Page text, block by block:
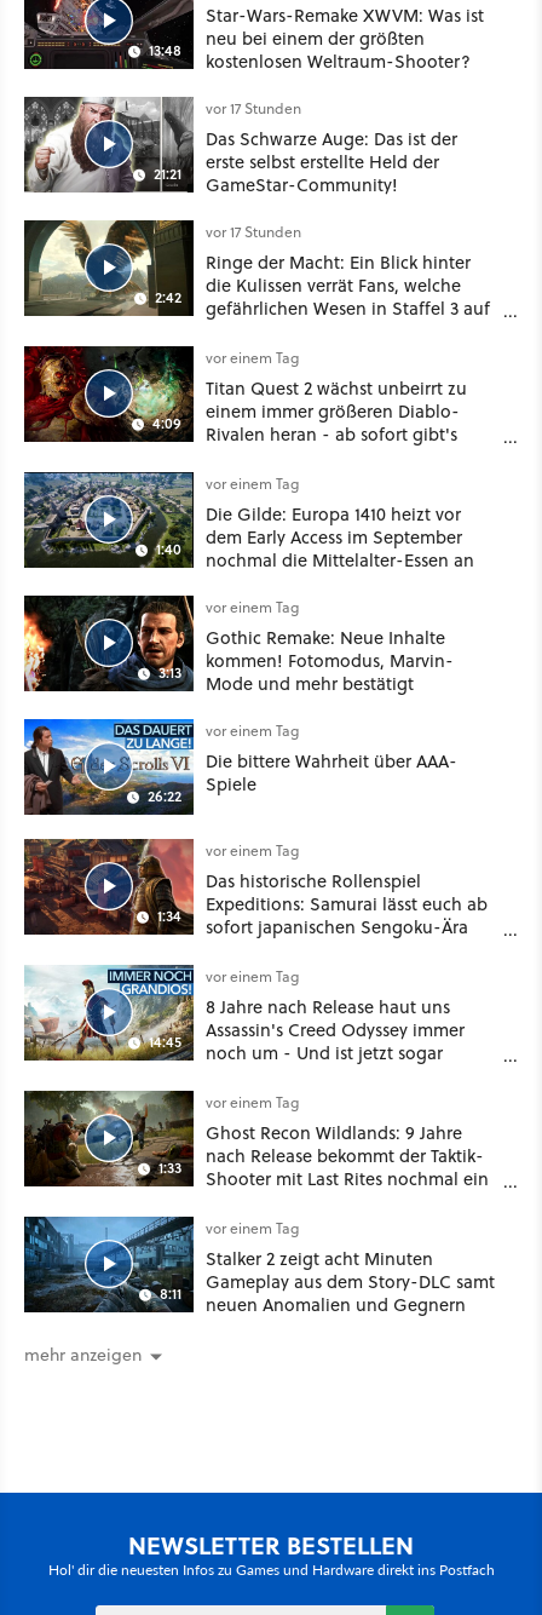
13:48
Star-Wars-Remake XWVM: Was ist
neu bei einem der größten
kostenlosen Weltraum-Shooter?
21:21
vor 17 Stunden
Das Schwarze Auge: Das ist der
erste selbst erstellte Held der
GameStar-Community!
2:42
vor 17 Stunden
Ringe der Macht: Ein Blick hinter
die Kulissen verrät Fans, welche
gefährlichen Wesen in Staffel 3 auf
4:09
vor einem Tag
Titan Quest 2 wächst unbeirrt zu
einem immer größeren Diablo-
Rivalen heran - ab sofort gibt's
Klasse
1:40
vor einem Tag
Die Gilde: Europa 1410 heizt vor
dem Early Access im September
nochmal die Mittelalter-Essen an
3:13
vor einem Tag
Gothic Remake: Neue Inhalte
kommen! Fotomodus, Marvin-
Mode und mehr bestätigt
26:22
vor einem Tag
Die bittere Wahrheit über AAA-
Spiele
1:34
vor einem Tag
Das historische Rollenspiel
Expeditions: Samurai lässt euch ab
sofort japanischen Sengoku-Ära
oder Diplomatie
14:45
vor einem Tag
8 Jahre nach Release haut uns
Assassin's Creed Odyssey immer
noch um - Und ist jetzt sogar
1:33
vor einem Tag
Ghost Recon Wildlands: 9 Jahre
nach Release bekommt der Taktik-
Shooter mit Last Rites nochmal ein
8:11
vor einem Tag
Stalker 2 zeigt acht Minuten
Gameplay aus dem Story-DLC samt
neuen Anomalien und Gegnern
mehr anzeigen
NEWSLETTER BESTELLEN
Hol' dir die neuesten Infos zu Games und Hardware direkt ins Postfach